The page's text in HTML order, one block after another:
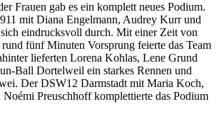
Frauen gab es ein komplett neues Podium.
mit Diana Engelmann, Audrey Kurr und
eindrucksvoll durch. Mit einer Zeit von
fünf Minuten Vorsprung feierte das Team
lieferten Lorena Kohlas, Lene Grund
Ball Dortelweil ein starkes Rennen und
Der DSW12 Darmstadt mit Maria Koch,
Preuschhoff komplettierte das Podium